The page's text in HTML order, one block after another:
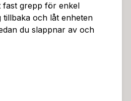
fast grepp för enkel
tillbaka och låt enheten
du slappnar av och